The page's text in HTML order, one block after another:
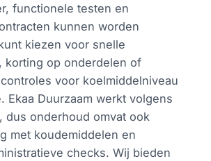
functionele testen en
kunnen worden
kiezen voor snelle
korting op onderdelen of
voor koelmiddelniveau
Ekaa Duurzaam werkt volgens
dus onderhoud omvat ook
met koudemiddelen en
checks. Wij bieden